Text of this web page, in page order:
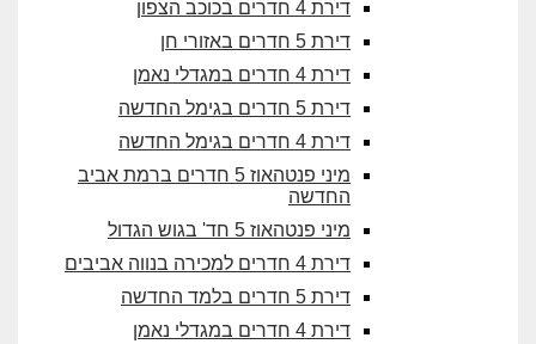
דירת 4 חדרים בכוכב הצפון
דירת 5 חדרים באזורי חן
דירת 4 חדרים במגדלי נאמן
דירת 5 חדרים בגימל החדשה
דירת 4 חדרים בגימל החדשה
מיני פנטהאוז 5 חדרים ברמת אביב
החדשה
מיני פנטהאוז 5 חד' בגוש הגדול
דירת 4 חדרים למכירה בנווה אביבים
דירת 5 חדרים בלמד החדשה
דירת 4 חדרים במגדלי נאמן